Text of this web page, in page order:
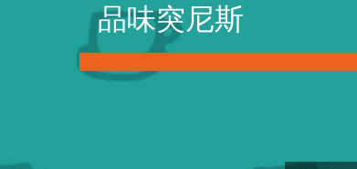
You
are
here
品味突尼斯